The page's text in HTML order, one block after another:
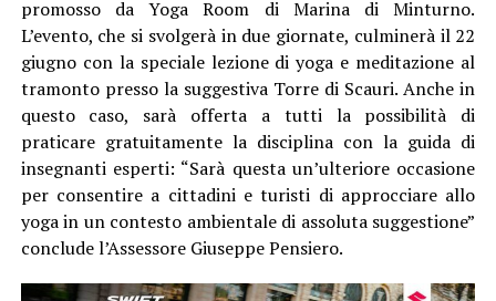
promosso da Yoga Room di Marina di Minturno.
L’evento, che si svolgerà in due giornate, culminerà il 22
giugno con la speciale lezione di yoga e meditazione al
tramonto presso la suggestiva Torre di Scauri. Anche in
questo caso, sarà offerta a tutti la possibilità di
praticare gratuitamente la disciplina con la guida di
insegnanti esperti: “Sarà questa un’ulteriore occasione
per consentire a cittadini e turisti di approcciare allo
yoga in un contesto ambientale di assoluta suggestione”
conclude l’Assessore Giuseppe Pensiero.